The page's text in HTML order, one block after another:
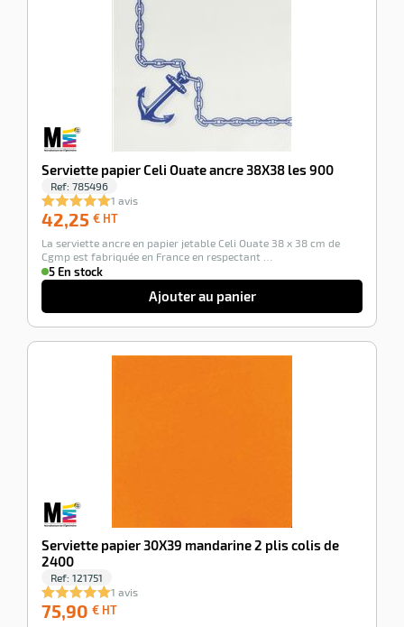
Serviette papier Celi Ouate ancre 38X38 les 900
Ref: 785496
1 avis
42,25 € HT
HT
La serviette ancre en papier jetable Celi Ouate 38 x 38 cm de
Cgmp est fabriquée en France en respectant …
5 En stock
Ajouter au panier
Serviette papier 30X39 mandarine 2 plis colis de
2400
Ref: 121751
1 avis
75,90 € HT